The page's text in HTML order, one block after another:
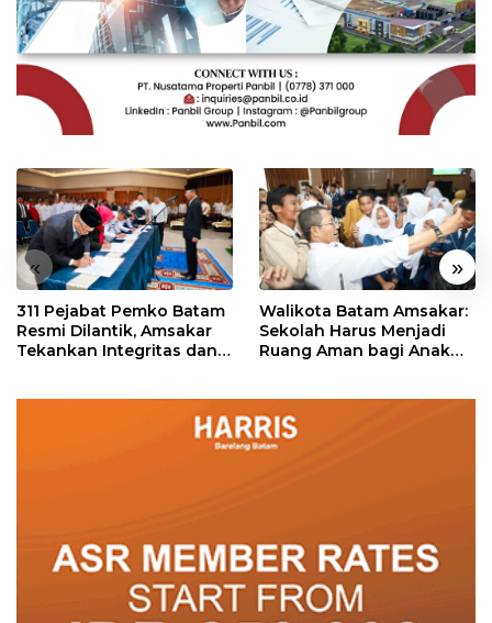
« »
311 Pejabat Pemko Batam
Resmi Dilantik, Amsakar
Tekankan Integritas dan
Walikota Batam Amsakar:
Sekolah Harus Menjadi
Ruang Aman bagi Anak